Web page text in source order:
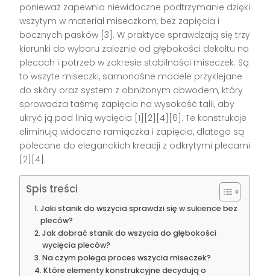
ponieważ zapewnia niewidoczne podtrzymanie dzięki
wszytym w materiał miseczkom, bez zapięcia i
bocznych pasków [3]. W praktyce sprawdzają się trzy
kierunki do wyboru zależnie od głębokości dekoltu na
plecach i potrzeb w zakresie stabilności miseczek. Są
to wszyte miseczki, samonośne modele przyklejane
do skóry oraz system z obniżonym obwodem, który
sprowadza taśmę zapięcia na wysokość talii, aby
ukryć ją pod linią wycięcia [1][2][4][6]. Te konstrukcje
eliminują widoczne ramiączka i zapięcia, dlatego są
polecane do eleganckich kreacji z odkrytymi plecami
[2][4].
Spis treści
Jaki stanik do wszycia sprawdzi się w sukience bez
pleców?
Jak dobrać stanik do wszycia do głębokości
wycięcia pleców?
Na czym polega proces wszycia miseczek?
Które elementy konstrukcyjne decydują o